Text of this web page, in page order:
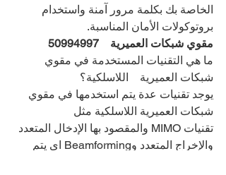
الخاصة بك بكلمة مرور آمنة واستخدام
بروتوكولات الأمان المناسبة.
مقوي شبكات العميرية 50994997
ما هي التقنيات المستخدمة في مقوي
شبكات العميرية    اللاسلكية؟
يوجد تقنيات عدة يتم استخدمها في مقوي
شبكات العميرية اللاسلكية مثل
تقنيات MIMO والمقصود بها الإدخال المتعدد
والإخراج المتعدد وBeamforming اي يتم